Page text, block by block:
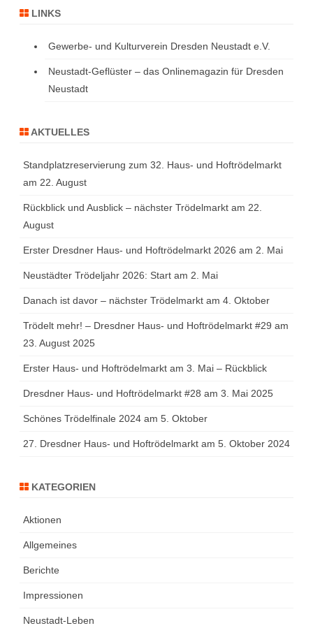
LINKS
Gewerbe- und Kulturverein Dresden Neustadt e.V.
Neustadt-Geflüster – das Onlinemagazin für Dresden
Neustadt
AKTUELLES
Standplatzreservierung zum 32. Haus- und Hoftrödelmarkt
am 22. August
Rückblick und Ausblick – nächster Trödelmarkt am 22.
August
Erster Dresdner Haus- und Hoftrödelmarkt 2026 am 2. Mai
Neustädter Trödeljahr 2026: Start am 2. Mai
Danach ist davor – nächster Trödelmarkt am 4. Oktober
Trödelt mehr! – Dresdner Haus- und Hoftrödelmarkt #29 am
23. August 2025
Erster Haus- und Hoftrödelmarkt am 3. Mai – Rückblick
Dresdner Haus- und Hoftrödelmarkt #28 am 3. Mai 2025
Schönes Trödelfinale 2024 am 5. Oktober
27. Dresdner Haus- und Hoftrödelmarkt am 5. Oktober 2024
KATEGORIEN
Aktionen
Allgemeines
Berichte
Impressionen
Neustadt-Leben